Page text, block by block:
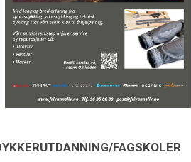
FAGSKOLER